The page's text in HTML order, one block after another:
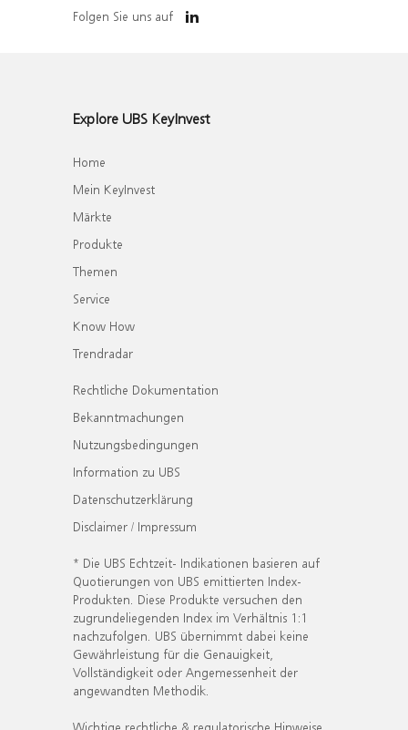
Folgen Sie uns auf
Explore UBS KeyInvest
Home
Mein KeyInvest
Märkte
Produkte
Themen
Service
Know How
Trendradar
Rechtliche Dokumentation
Bekanntmachungen
Nutzungsbedingungen
Information zu UBS
Datenschutzerklärung
Disclaimer / Impressum
* Die UBS Echtzeit- Indikationen basieren auf
Quotierungen von UBS emittierten Index-
Produkten. Diese Produkte versuchen den
zugrundeliegenden Index im Verhältnis 1:1
nachzufolgen. UBS übernimmt dabei keine
Gewährleistung für die Genauigkeit,
Vollständigkeit oder Angemessenheit der
angewandten Methodik.